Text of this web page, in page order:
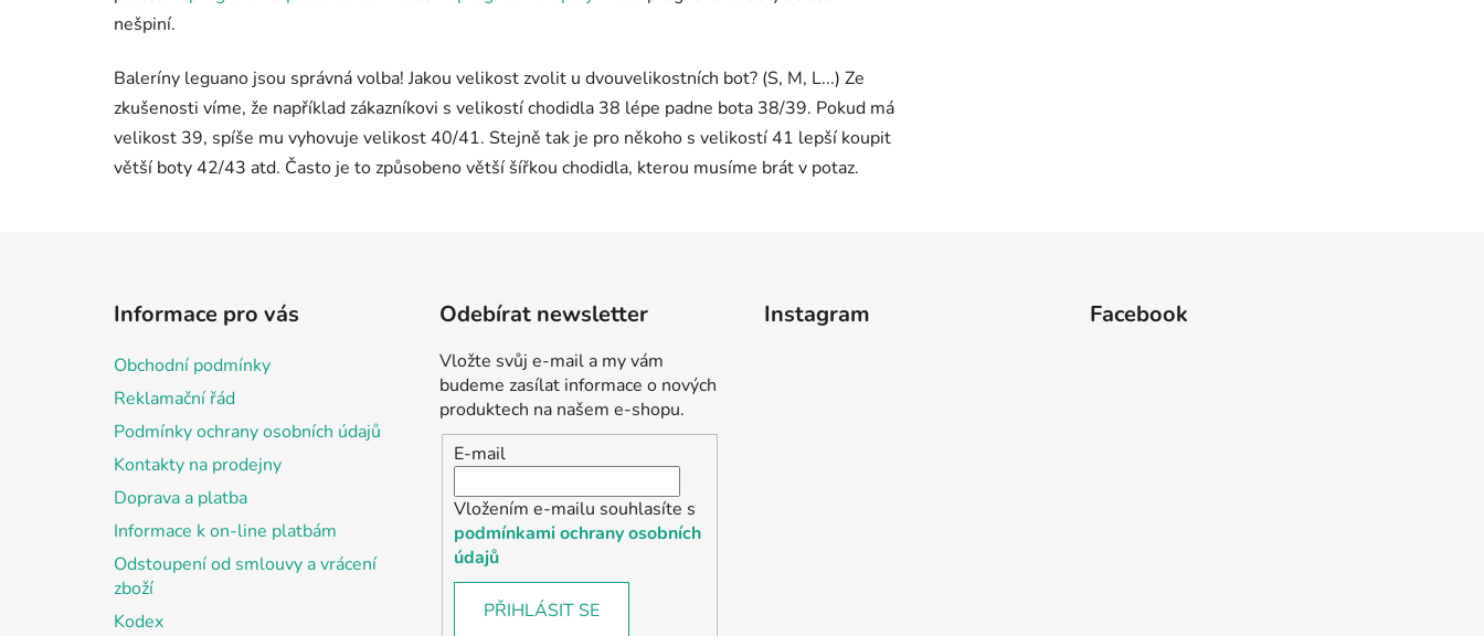
nešpiní.
Baleríny leguano jsou správná volba! Jakou velikost zvolit u dvouvelikostních bot? (S, M, L...) Ze
zkušenosti víme, že například zákazníkovi s velikostí chodidla 38 lépe padne bota 38/39. Pokud má
velikost 39, spíše mu vyhovuje velikost 40/41. Stejně tak je pro někoho s velikostí 41 lepší koupit
větší boty 42/43 atd. Často je to způsobeno větší šířkou chodidla, kterou musíme brát v potaz.
Informace pro vás
Obchodní podmínky
Reklamační řád
Podmínky ochrany osobních údajů
Kontakty na prodejny
Doprava a platba
Informace k on-line platbám
Odstoupení od smlouvy a vrácení
zboží
Kodex
Odebírat newsletter
Vložte svůj e-mail a my vám
budeme zasílat informace o nových
produktech na našem e-shopu.
E-mail
Vložením e-mailu souhlasíte s
podmínkami ochrany osobních
údajů
PŘIHLÁSIT SE
Instagram Facebook